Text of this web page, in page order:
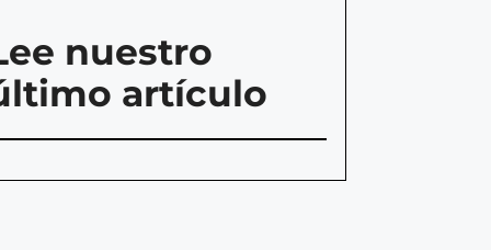
nuestro
artículo